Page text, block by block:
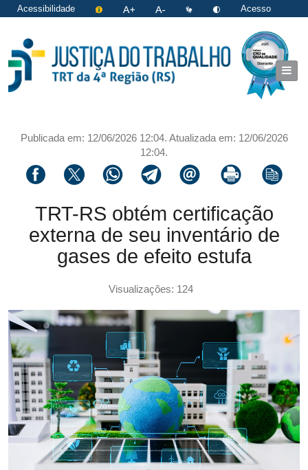
Acessibilidade
Acesso
Publicada em: 12/06/2026 12:04. Atualizada em: 12/06/2026
12:04.
Compartilhar via facebook
Compartilhar via twitter
Compartilhar via whatsapp
Compartilhar via telegram
Compartilhar via email
Imprimir a página
Copiar
TRT-RS obtém certificação
externa de seu inventário de
gases de efeito estufa
Visualizações: 124